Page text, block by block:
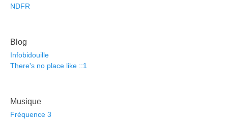
NDFR
Blog
Infobidouille
There's no place like ::1
Musique
Fréquence 3